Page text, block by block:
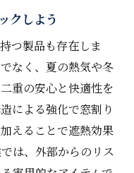
クしよう
つ製品も存在しま
なく、夏の熱気や冬
重の安心と快適性を
による強化で窓割り
えることで遮熱効果
は、外部からのリス